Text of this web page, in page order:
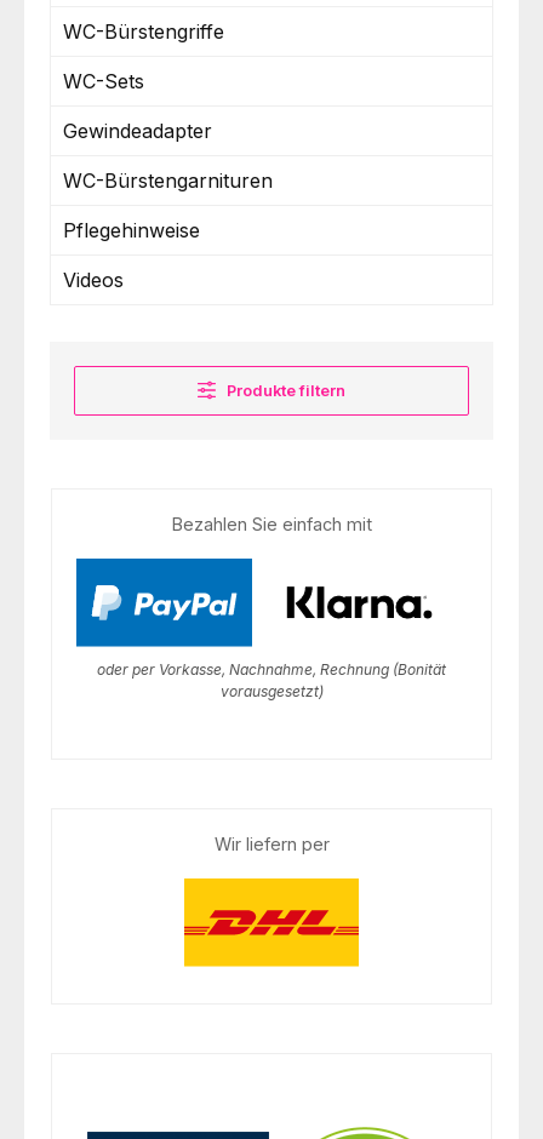
WC-Bürstengriffe
WC-Sets
Gewindeadapter
WC-Bürstengarnituren
Pflegehinweise
Videos
Produkte filtern
Bezahlen Sie einfach mit
oder per Vorkasse, Nachnahme, Rechnung (Bonität
vorausgesetzt)
Wir liefern per